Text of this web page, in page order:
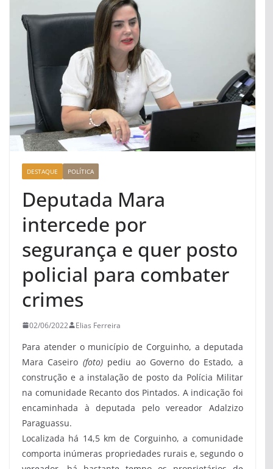
DESTAQUE POLÍTICA
Deputada Mara
intercede por
segurança e quer posto
policial para combater
crimes
02/06/2022 Elias Ferreira
Para atender o município de Corguinho, a deputada
Mara Caseiro (foto)pediu ao Governo do Estado, a
construção e a instalação de posto da Polícia Militar
na comunidade Recanto dos Pintados. A indicação foi
encaminhada à deputada pelo vereador Adalzizo
Paraguassu.
Localizada há 14,5 km de Corguinho, a comunidade
comporta inúmeras propriedades rurais e, segundo o